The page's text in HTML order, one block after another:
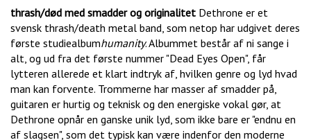
thrash/død med smadder og originalitet Dethrone er et
svensk thrash/death metal band, som netop har udgivet deres
første studiealbumhumanity. Albummet består af ni sange i
alt, og ud fra det første nummer "Dead Eyes Open", får
lytteren allerede et klart indtryk af, hvilken genre og lyd hvad
man kan forvente. Trommerne har masser af smadder på,
guitaren er hurtig og teknisk og den energiske vokal gør, at
Dethrone opnår en ganske unik lyd, som ikke bare er "endnu en
af slagsen", som det typisk kan være indenfor den moderne